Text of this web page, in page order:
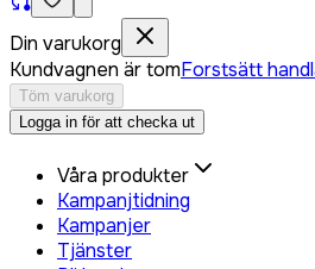
Din varukorg
Kundvagnen är tomForstsätt
Töm varukorg
Logga in för att checka ut
Våra produkter
Kampanjtidning
Kampanjer
Tjänster